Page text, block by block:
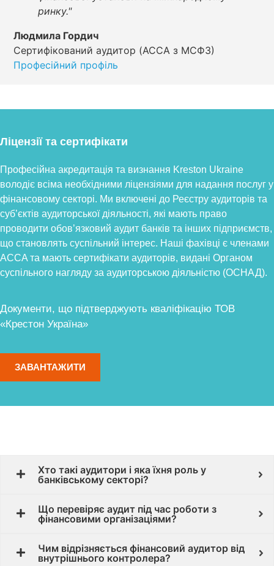
ринку."
Людмила Гордич
Сертифікований аудитор (ACCA з МСФЗ)
Професійний профіль
Ліцензії та сертифікати
Професійна акредитація та визнання Kreston Ukraine
володіє всіма необхідними ліцензіями для надання послуг у
фінансовому секторі. Ми включені до Реєстру аудиторів та
суб’єктів аудиторської діяльності, які мають право
проводити обов’язковий аудит банків та інших підприємств,
що становлять суспільний інтерес. Наші фахівці є членами
ACCA та мають сертифікати аудиторів, видані Органом
суспільного нагляду за аудиторською діяльністю (ОСНАД).
Документи, що підтверджують кваліфікацію ТОВ
«Крестон Україна»
ЗАВАНТАЖИТИ
Хто такі аудитори і яка їхня роль у
банківському секторі?
Що перевіряє аудит під час роботи з
фінансовими організаціями?
Чим відрізняється фінансовий аудитор від
внутрішнього контролера?